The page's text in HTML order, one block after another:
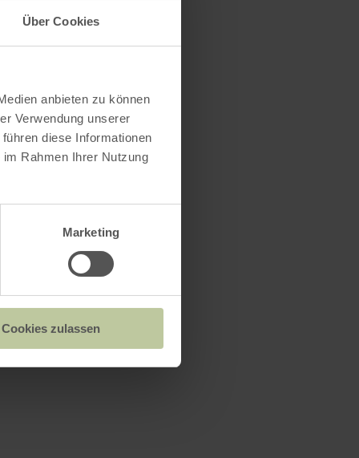
Über Cookies
anbieten zu können
Verwendung unserer
diese Informationen
Rahmen Ihrer Nutzung
Marketing
Cookies zulassen
allen